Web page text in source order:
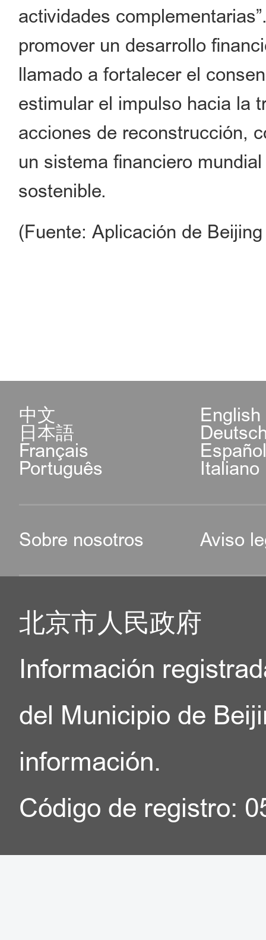
actividades
promover un desarrollo
llamado a fortalecer el
estimular el impulso hacia la
acciones de reconstrucción,
un sistema financiero
sostenible.
(Fuente: Aplicación de
中文 English
日本語
Français
Português Italiano
Sobre nosotros Aviso
北京市人民政府
Información
del Municipio de
información.
Código de registro: